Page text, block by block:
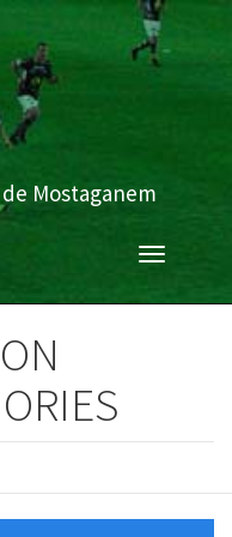
Mostaganem
Toggle